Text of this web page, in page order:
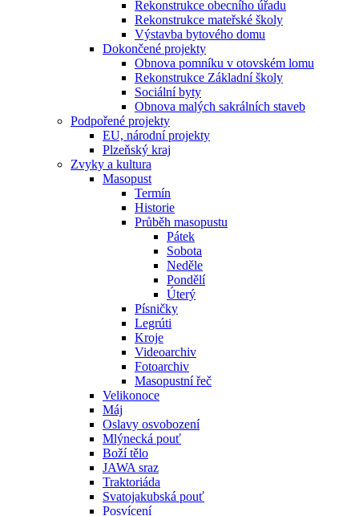
Rekonstrukce obecního úřadu
Rekonstrukce mateřské školy
Výstavba bytového domu
Dokončené projekty
Obnova pomníku v otovském lomu
Rekonstrukce Základní školy
Sociální byty
Obnova malých sakrálních staveb
Podpořené projekty
EU, národní projekty
Plzeňský kraj
Zvyky a kultura
Masopust
Termín
Historie
Průběh masopustu
Pátek
Sobota
Neděle
Pondělí
Úterý
Písničky
Legrúti
Kroje
Videoarchiv
Fotoarchiv
Masopustní řeč
Velikonoce
Máj
Oslavy osvobození
Mlýnecká pouť
Boží tělo
JAWA sraz
Traktoriáda
Svatojakubská pouť
Posvícení